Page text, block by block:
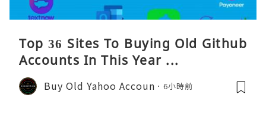
Top 36 Sites To Buying Old Github
Accounts In This Year ...
Buy Old Yahoo Accoun 6小時前